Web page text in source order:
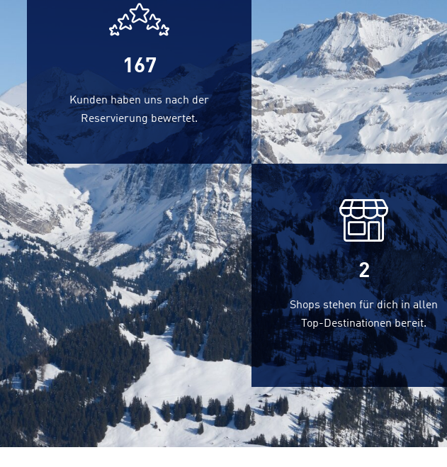
167
Kunden haben uns nach der
Reservierung bewertet.
2
Shops stehen für dich in allen
Top-Destinationen bereit.